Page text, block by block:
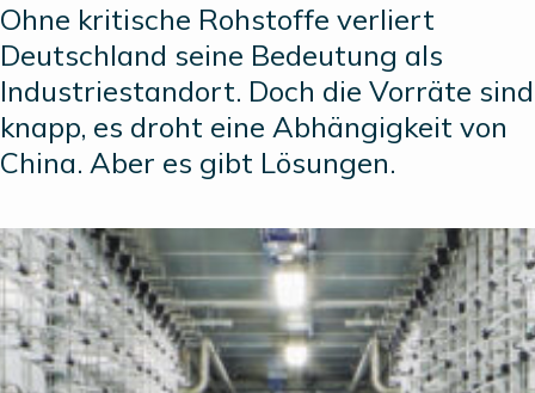
Ohne kritische Rohstoffe verliert
Deutschland seine Bedeutung als
Industriestandort. Doch die Vorräte sind
knapp, es droht eine Abhängigkeit von
China. Aber es gibt Lösungen.